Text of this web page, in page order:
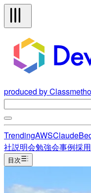
produced by
TrendingAWSClaude
社説明会勉強会事例採用
目次